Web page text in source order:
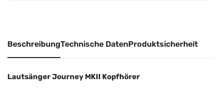
:BeschreibungTechnische DatenProduktsicherheit
Lautsänger Journey MKII Kopfhörer